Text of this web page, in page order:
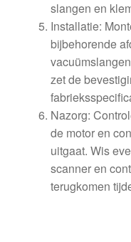
slangen en
Installatie:
bijbehorende
zet de
Nazorg:
de motor en
uitgaat. Wis
scanner en
terugkomen